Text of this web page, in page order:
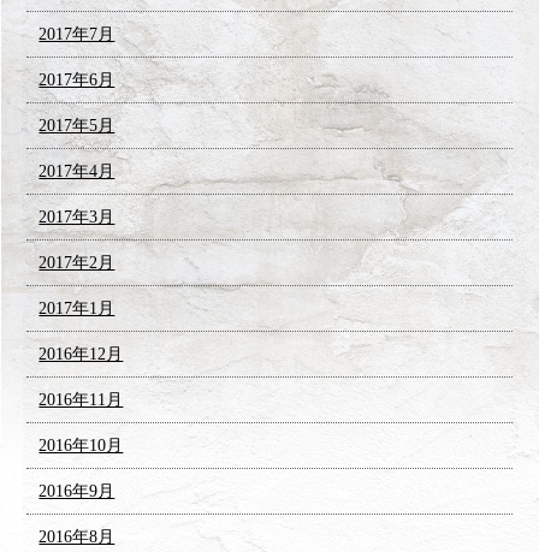
2017年7月
2017年6月
2017年5月
2017年4月
2017年3月
2017年2月
2017年1月
2016年12月
2016年11月
2016年10月
2016年9月
2016年8月